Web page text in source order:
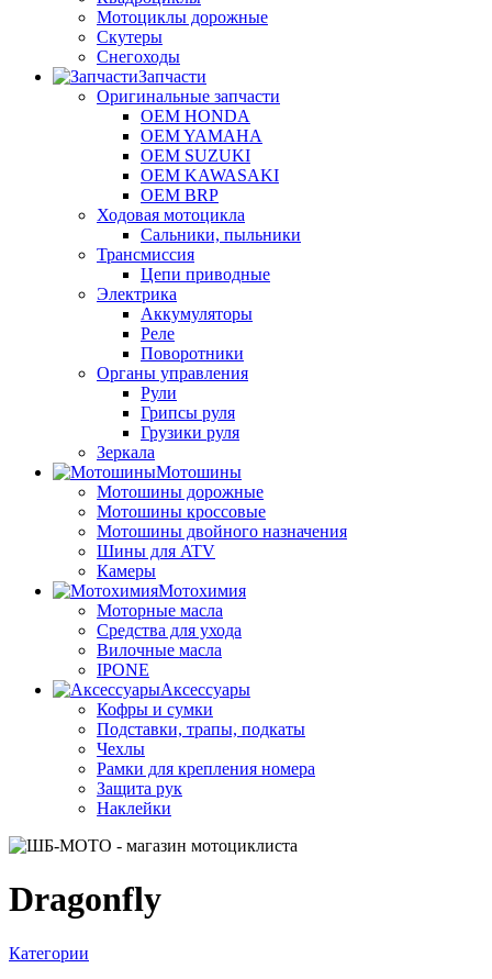
Мотоциклы дорожные
Скутеры
Снегоходы
Запчасти
Оригинальные запчасти
OEM HONDA
OEM YAMAHA
OEM SUZUKI
OEM KAWASAKI
OEM BRP
Ходовая мотоцикла
Сальники, пыльники
Трансмиссия
Цепи приводные
Электрика
Аккумуляторы
Реле
Поворотники
Органы управления
Рули
Грипсы руля
Грузики руля
Зеркала
Мотошины
Мотошины дорожные
Мотошины кроссовые
Мотошины двойного назначения
Шины для ATV
Камеры
Мотохимия
Моторные масла
Средства для ухода
Вилочные масла
IPONE
Аксессуары
Кофры и сумки
Подставки, трапы, подкаты
Чехлы
Рамки для крепления номера
Защита рук
Наклейки
Dragonfly
Категории